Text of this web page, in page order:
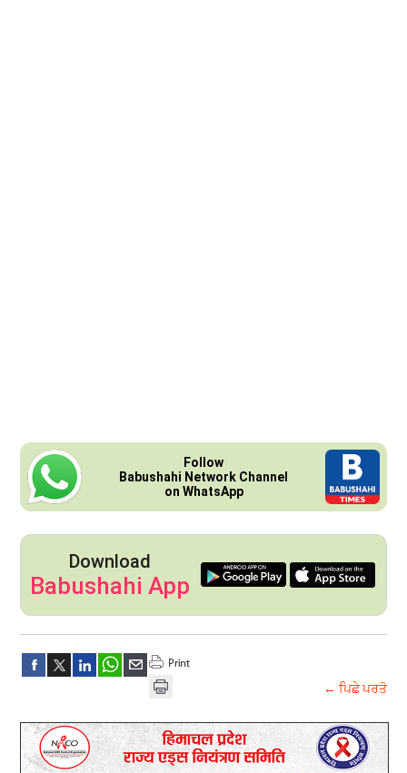
Follow
Babushahi Network Channel
on WhatsApp
Download
Babushahi App
← ਪਿਛੇ ਪਰਤੋ